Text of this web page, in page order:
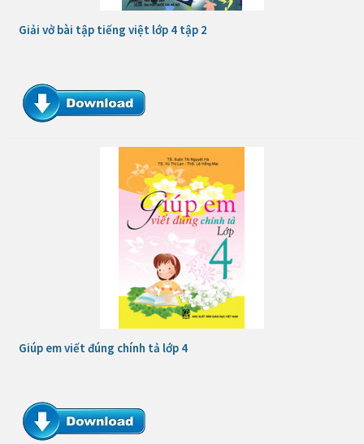
Giải vở bài tập tiếng việt lớp 4 tập 2
Giúp em viết đúng chính tả lớp 4